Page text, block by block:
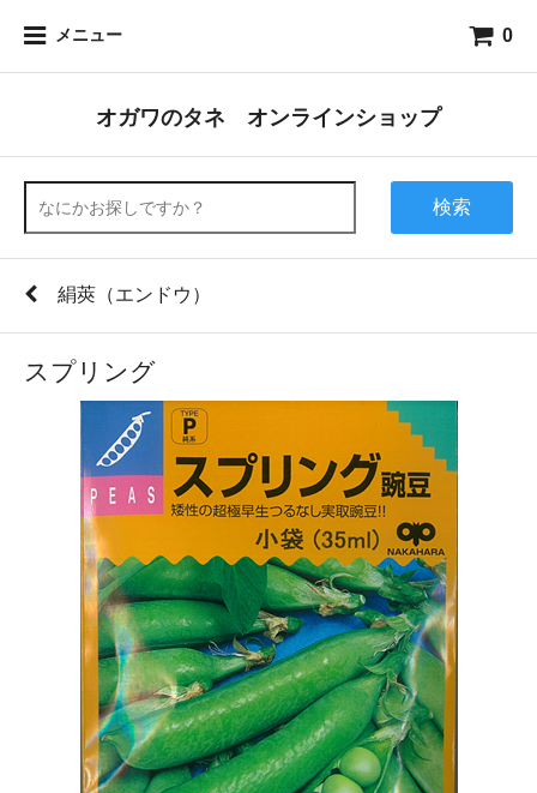
メニュー 0
オガワのタネ オンラインショップ
検索
絹莢（エンドウ）
スプリング